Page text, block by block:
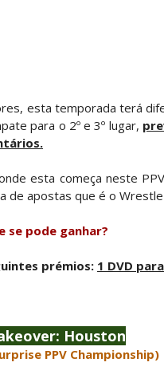
derrota no
boas-vindas ao
Fatu destrói Royce
e Penta superam
esta temporada terá
para o 2º e 3º lugar,
esta começa neste
apostas que é o Wrestle
se pode ganhar?
prémios: 1 DVD
Houston
PPV Championship)